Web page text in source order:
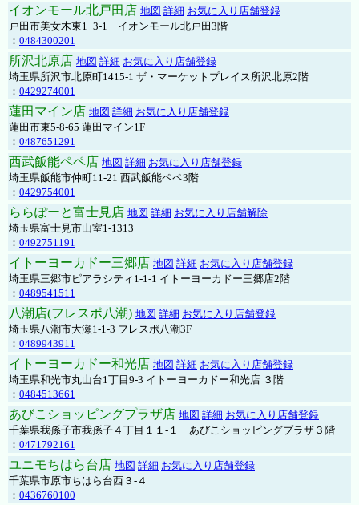
イオンモール北戸田店 地図 詳細 お気に入り店舗登録
戸田市美女木東1ｰ3‐1 イオンモール北戸田3階
： 0484300201
所沢北原店 地図 詳細 お気に入り店舗登録
埼玉県所沢市北原町1415-1 ザ・マーケットプレイス所沢北原2階
： 0429274001
蓮田マイン店 地図 詳細 お気に入り店舗登録
蓮田市東5-8-65 蓮田マイン1F
： 0487651291
西武飯能ペペ店 地図 詳細 お気に入り店舗登録
埼玉県飯能市仲町11-21 西武飯能ペペ3階
： 0429754001
ららぽーと富士見店 地図 詳細 お気に入り店舗解除
埼玉県富士見市山室1-1313
： 0492751191
イトーヨーカドー三郷店 地図 詳細 お気に入り店舗登録
埼玉県三郷市ピアラシティ1-1-1 イトーヨーカドー三郷店2階
： 0489541511
八潮店(フレスポ八潮) 地図 詳細 お気に入り店舗登録
埼玉県八潮市大瀬1-1-3 フレスポ八潮3F
： 0489943911
イトーヨーカドー和光店 地図 詳細 お気に入り店舗登録
埼玉県和光市丸山台1丁目9-3 イトーヨーカドー和光店 ３階
： 0484513661
あびこショッピングプラザ店 地図 詳細 お気に入り店舗登録
千葉県我孫子市我孫子４丁目１１-１ あびこショッピングプラザ３階
： 0471792161
ユニモちはら台店 地図 詳細 お気に入り店舗登録
千葉県市原市ちはら台西３-４
： 0436760100